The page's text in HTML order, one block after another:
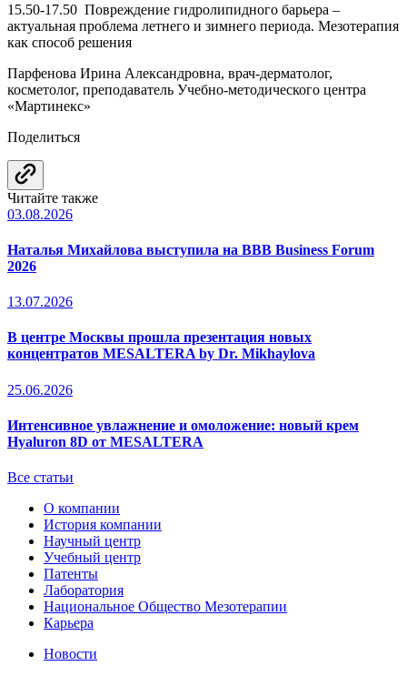
15.50-17.50 Повреждение гидролипидного барьера –
актуальная проблема летнего и зимнего периода. Мезотерапия
как способ решения
Парфенова Ирина Александровна, врач-дерматолог,
косметолог, преподаватель Учебно-методического центра
«Мартинекс»
Поделиться
Читайте также
03.08.2026
Наталья Михайлова выступила на BBB Business Forum
2026
13.07.2026
В центре Москвы прошла презентация новых
концентратов MESALTERA by Dr. Mikhaylova
25.06.2026
Интенсивное увлажнение и омоложение: новый крем
Hyaluron 8D от MESALTERA
Все статьи
О компании
История компании
Научный центр
Учебный центр
Патенты
Лаборатория
Национальное Общество Мезотерапии
Карьера
Новости